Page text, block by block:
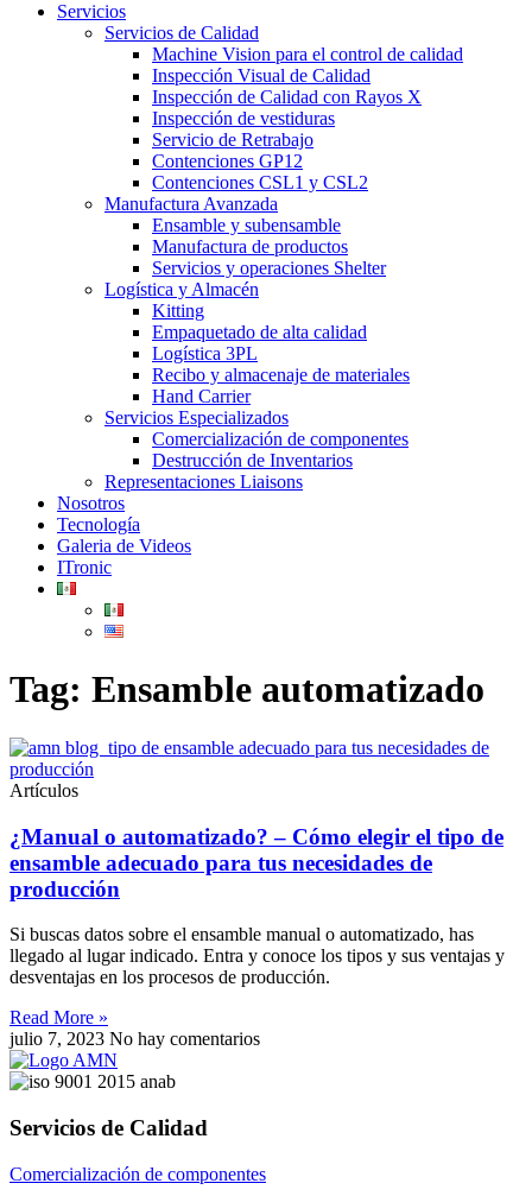
Servicios
Servicios de Calidad
Machine Vision para el control de calidad
Inspección Visual de Calidad
Inspección de Calidad con Rayos X
Inspección de vestiduras
Servicio de Retrabajo
Contenciones GP12
Contenciones CSL1 y CSL2
Manufactura Avanzada
Ensamble y subensamble
Manufactura de productos
Servicios y operaciones Shelter
Logística y Almacén
Kitting
Empaquetado de alta calidad
Logística 3PL
Recibo y almacenaje de materiales
Hand Carrier
Servicios Especializados
Comercialización de componentes
Destrucción de Inventarios
Representaciones Liaisons
Nosotros
Tecnología
Galeria de Videos
ITronic
Tag: Ensamble automatizado
Artículos
¿Manual o automatizado? – Cómo elegir el tipo de
ensamble adecuado para tus necesidades de
producción
Si buscas datos sobre el ensamble manual o automatizado, has
llegado al lugar indicado. Entra y conoce los tipos y sus ventajas y
desventajas en los procesos de producción.
Read More »
julio 7, 2023 No hay comentarios
Servicios de Calidad
Comercialización de componentes